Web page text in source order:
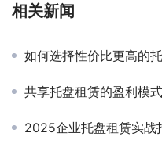
相关新闻
如何选择性价比更高的
共享托盘租赁的盈利模式
2025企业托盘租赁实战指